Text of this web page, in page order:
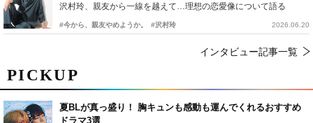
PICKUP
夏BLが真っ盛り！ 胸キュンも感動も運んでくれるおすすめ
ドラマ3選
沢村玲、親友から一線を越えて…理想の恋愛像について語る
#今から、親友やめようか。 #沢村玲 2026.06.20
インタビュー記事一覧